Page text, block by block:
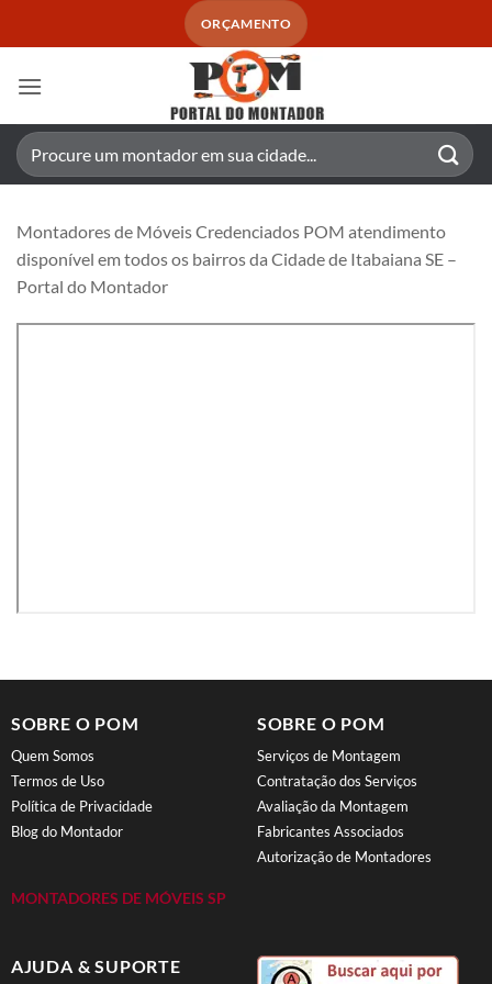
ORÇAMENTO
Pesquisar
por:
Montadores de Móveis Credenciados POM atendimento
disponível em todos os bairros da Cidade de Itabaiana SE –
Portal do Montador
SOBRE O POM
Quem Somos
Termos de Uso
Política de Privacidade
Blog do Montador
MONTADORES DE MÓVEIS SP
SOBRE O POM
Serviços de Montagem
Contratação dos Serviços
Avaliação da Montagem
Fabricantes Associados
Autorização de Montadores
AJUDA & SUPORTE